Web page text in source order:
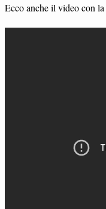
Ecco anche il video con la